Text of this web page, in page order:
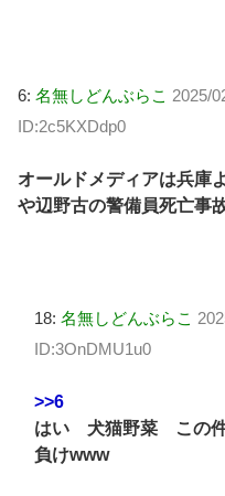
6: 名無しどんぶらこ 2025/
ID:2c5KXDdp0
オールドメディアは兵庫
や辺野古の警備員死亡事
18: 名無しどんぶらこ
ID:3OnDMU1u0
>>6
はい 犬猫野菜 この
負けwww